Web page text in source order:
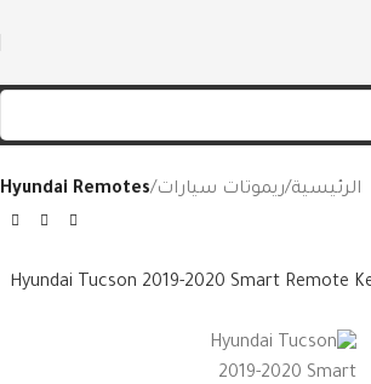
الرئيسية ريموتات سيارات Hyundai Remotes